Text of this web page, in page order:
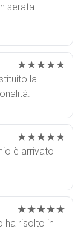
serata.
★★★★★
la
★★★★★
è arrivato
★★★★★
ha risolto in